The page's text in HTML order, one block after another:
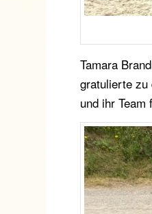
Tamara
gratulierte zu
und ihr